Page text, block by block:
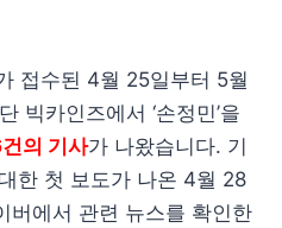
접수된 4월 25일부터 5월
빅카인즈에서 ‘손정민’을
의 기사가 나왔습니다. 기
한 첫 보도가 나온 4월 28
버에서 관련 뉴스를 확인한